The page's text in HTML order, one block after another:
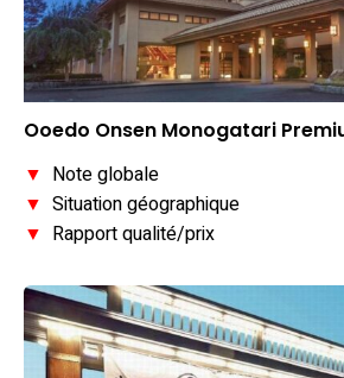
Ooedo Onsen Monogatari
▼ Note globale
▼ Situation géographique
▼ Rapport qualité/prix